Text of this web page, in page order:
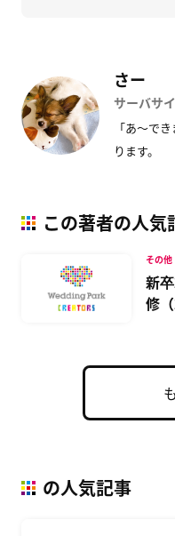
さー
サーバサ
「あ〜で
ります。
この著者の人気
新
修
その他
の人気記事